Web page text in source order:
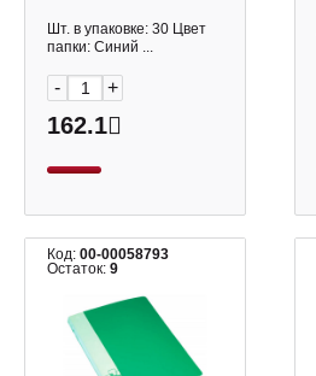
синий PZ07CBLU
Бюрократ
Шт. в упаковке: 30 Цвет
папки: Синий ...
- +
162.1
Код: 00-00058793
Остаток: 9